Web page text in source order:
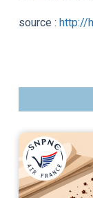
source : http://